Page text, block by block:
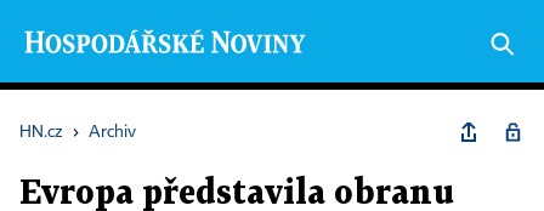
HN.cz › Archiv
Evropa představila obranu